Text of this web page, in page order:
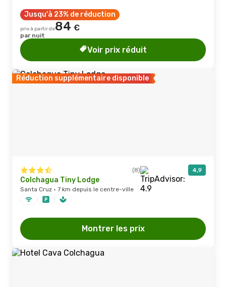
Jusqu'à 23% de réduction
prix à partir de84 €
par nuit
Voir prix réduit
Réduction supplémentaire disponible
(8) 4,9
Colchagua Tiny Lodge
Santa Cruz · 7 km depuis le centre-ville
Montrer les prix